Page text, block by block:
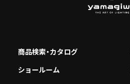
商品検索・カタログ
ショールーム